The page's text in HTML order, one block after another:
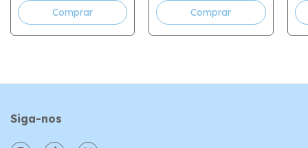
Siga-nos